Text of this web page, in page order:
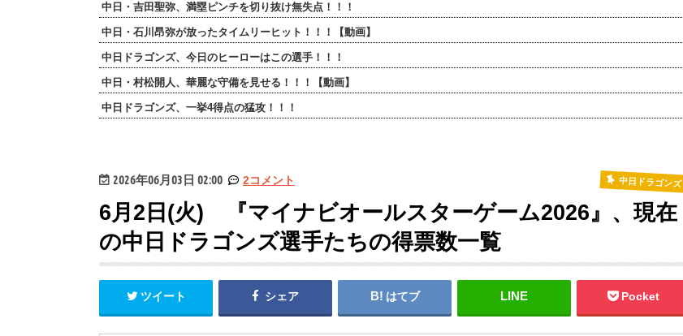
中日・吉田聖弥、満塁ピンチを切り抜け無失点！！！
中日・石川昂弥が放ったタイムリーヒット！！！【動画】
中日ドラゴンズ、今日のヒーローはこの選手！！！
中日・村松開人、華麗な守備を見せる！！！【動画】
中日ドラゴンズ、一挙4得点の猛攻！！！
2026年06月03日 02:00 2コメント 中日ドラゴンズ
6月2日(火) 『マイナビオールスターゲーム2026』、現在
の中日ドラゴンズ選手たちの得票数一覧
ツイート シェア はてブ Pocket